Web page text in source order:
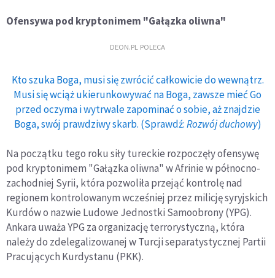
Ofensywa pod kryptonimem "Gałązka oliwna"
DEON.PL POLECA
Kto szuka Boga, musi się zwrócić całkowicie do wewnątrz.
Musi się wciąż ukierunkowywać na Boga, zawsze mieć Go
przed oczyma i wytrwale zapominać o sobie, aż znajdzie
Boga, swój prawdziwy skarb. (Sprawdź:Rozwój duchowy)
Na początku tego roku siły tureckie rozpoczęły ofensywę
pod kryptonimem "Gałązka oliwna" w Afrinie w północno-
zachodniej Syrii, która pozwoliła przejąć kontrolę nad
regionem kontrolowanym wcześniej przez milicję syryjskich
Kurdów o nazwie Ludowe Jednostki Samoobrony (YPG).
Ankara uważa YPG za organizację terrorystyczną, która
należy do zdelegalizowanej w Turcji separatystycznej Partii
Pracujących Kurdystanu (PKK).